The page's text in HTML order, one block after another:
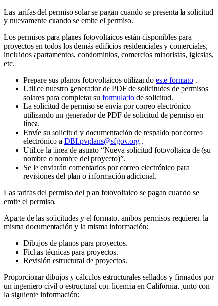
Las tarifas del permiso solar se pagan cuando se presenta la solicitud
y nuevamente cuando se emite el permiso.
Los permisos para planes fotovoltaicos están disponibles para
proyectos en todos los demás edificios residenciales y comerciales,
incluidos apartamentos, condominios, comercios minoristas, iglesias,
etc.
Prepare sus planos fotovoltaicos utilizando este formato .
Utilice nuestro generador de PDF de solicitudes de permisos
solares para completar su formulario de solicitud.
La solicitud de permiso se envía por correo electrónico
utilizando un generador de PDF de solicitud de permiso en
línea.
Envíe su solicitud y documentación de respaldo por correo
electrónico a DBI.pvplans@sfgov.org .
Utilice la línea de asunto “Nueva solicitud fotovoltaica de (su
nombre o nombre del proyecto)”.
Se le enviarán comentarios por correo electrónico para
revisiones del plan o información adicional.
Las tarifas del permiso del plan fotovoltaico se pagan cuando se
emite el permiso.
Aparte de las solicitudes y el formato, ambos permisos requieren la
misma documentación y la misma información:
Dibujos de planos para proyectos.
Fichas técnicas para proyectos.
Revisión estructural de proyectos.
Proporcionar dibujos y cálculos estructurales sellados y firmados por
un ingeniero civil o estructural con licencia en California, junto con
la siguiente información: